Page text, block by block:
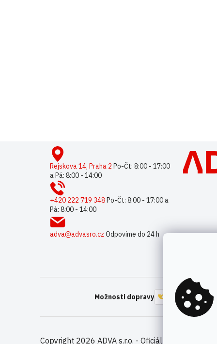
Rejskova 14, Praha 2 Po-Čt: 8:00 - 17:00
a Pá: 8:00 - 14:00
+420 222 719 348 Po-Čt: 8:00 - 17:00 a
Pá: 8:00 - 14:00
adva@advasro.cz Odpovíme do 24 h
Možnosti dopravy
Copyright 2026 ADVA s.r.o. - Oficiální distributor 3M